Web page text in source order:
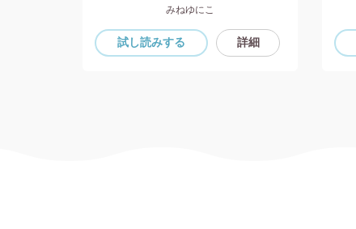
みねゆにこ
試し読みする 詳細